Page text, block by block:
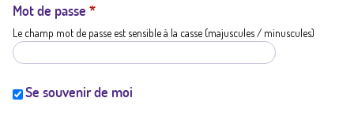
t
i
Mot de passe *
Le champ mot de passe est sensible à la casse (majuscules / minuscules)
Se souvenir de moi